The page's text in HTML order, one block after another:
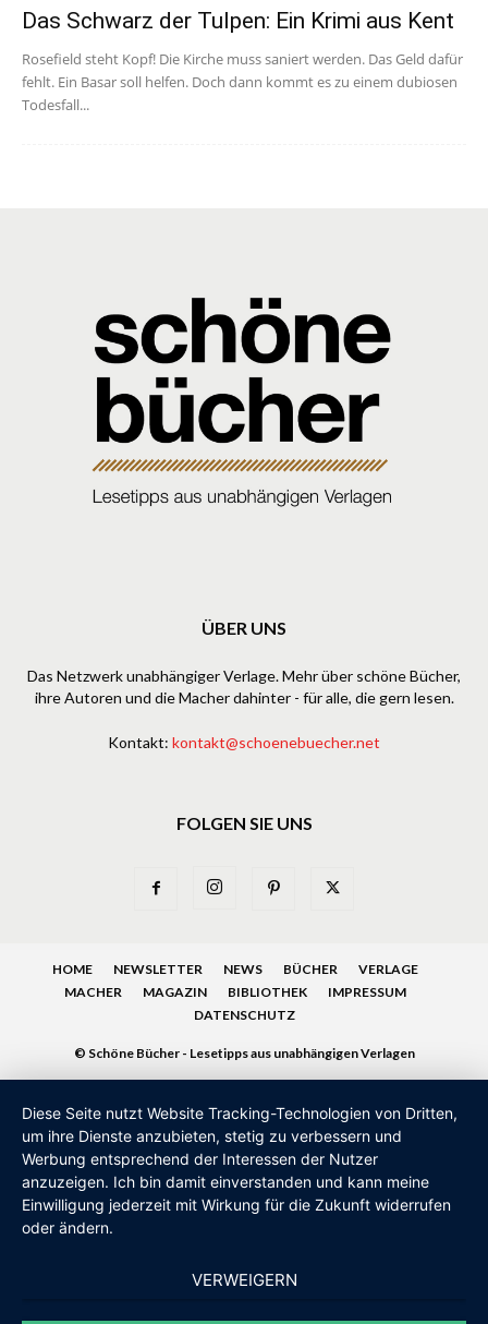
Das Schwarz der Tulpen: Ein Krimi aus Kent
Rosefield steht Kopf! Die Kirche muss saniert werden. Das Geld dafür
fehlt. Ein Basar soll helfen. Doch dann kommt es zu einem dubiosen
Todesfall...
ÜBER UNS
Das Netzwerk unabhängiger Verlage. Mehr über schöne Bücher,
ihre Autoren und die Macher dahinter - für alle, die gern lesen.
Kontakt: kontakt@schoenebuecher.net
FOLGEN SIE UNS
HOME NEWSLETTER NEWS BÜCHER
VERLAGE
MACHER
MAGAZIN BIBLIOTHEK
IMPRESSUM
DATENSCHUTZ
© Schöne Bücher - Lesetipps aus unabhängigen Verlagen
Diese Seite nutzt Website Tracking-Technologien von Dritten,
um ihre Dienste anzubieten, stetig zu verbessern und
Werbung entsprechend der Interessen der Nutzer
anzuzeigen. Ich bin damit einverstanden und kann meine
Einwilligung jederzeit mit Wirkung für die Zukunft widerrufen
oder ändern.
VERWEIGERN